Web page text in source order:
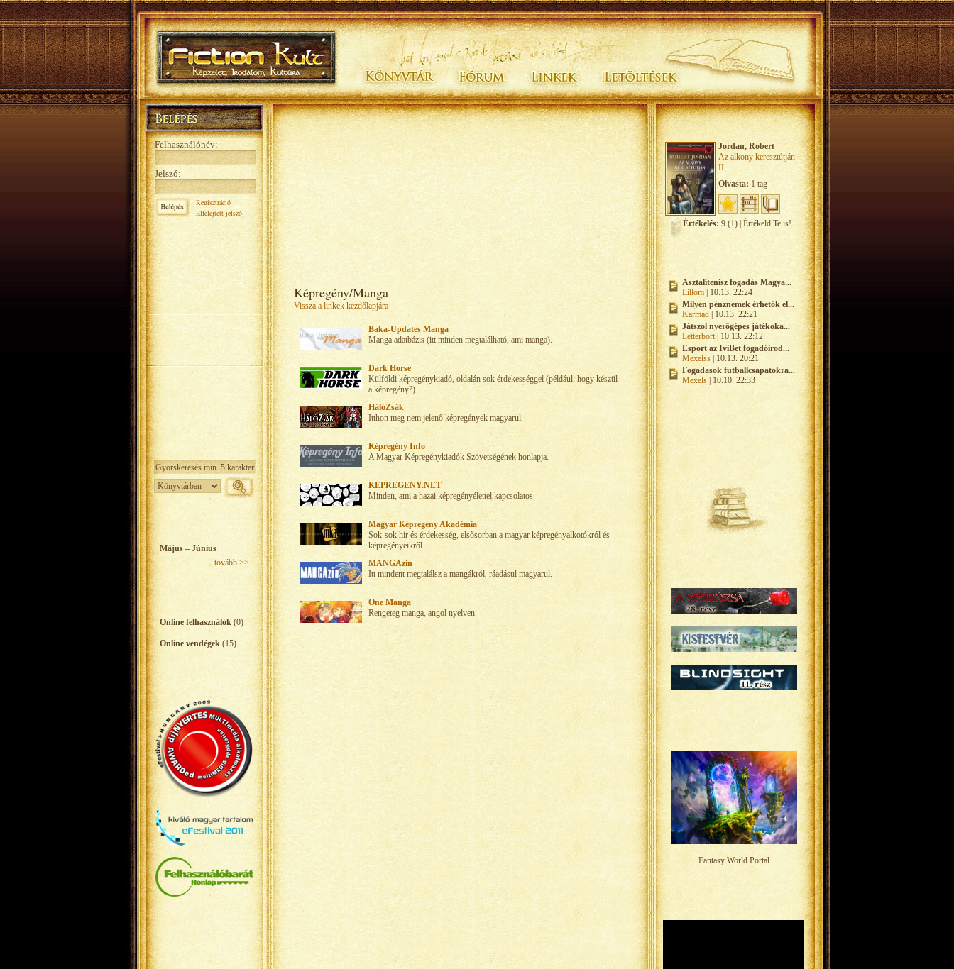
Felhasználónév:
Jelszó:
Regisztráció
Elfelejtett jelszó
Május – Június
tovább >>
Online felhasználók (0)
Online vendégek(15)
Képregény/Manga
Vissza a linkek kezdőlapjára
Baka-Updates Manga
Manga adatbázis (itt minden megtalálható, ami manga).
Dark Horse
Külföldi képregénykiadó, oldalán sok érdekességgel (például: hogy készül
a képregény?)
HálóZsák
Itthon meg nem jelenő képregények magyarul.
Képregény Info
A Magyar Képregénykiadók Szövetségének honlapja.
KEPREGENY.NET
Minden, ami a hazai képregényélettel kapcsolatos.
Magyar Képregény Akadémia
Sok-sok hír és érdekesség, elsősorban a magyar képregényalkotókról és
képregényeikről.
MANGAzin
Itt mindent megtalálsz a mangákról, ráadásul magyarul.
One Manga
Rengeteg manga, angol nyelven.
Jordan, Robert
Az alkony keresztútján
II.
Olvasta: 1 tag
Értékelés: 9 (1) | Értékeld Te is!
Asztalitenisz fogadás Magya...
Lillom| 10.13. 22:24
Milyen pénznemek érhetők el...
Karmad| 10.13. 22:21
Játszol nyerőgépes játékoka...
Letterbort| 10.13. 22:12
Esport az IviBet fogadóirod...
Mexelss| 10.13. 20:21
Fogadasok futballcsapatokra...
Mexels| 10.10. 22:33
Fantasy World Portal